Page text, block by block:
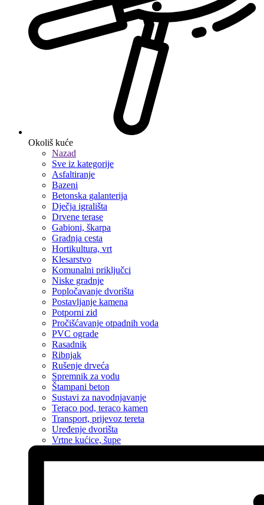
Okoliš kuće
Nazad
Sve iz kategorije
Asfaltiranje
Bazeni
Betonska galanterija
Dječja igrališta
Drvene terase
Gabioni, škarpa
Gradnja cesta
Hortikultura, vrt
Klesarstvo
Komunalni priključci
Niske gradnje
Popločavanje dvorišta
Postavljanje kamena
Potporni zid
Pročišćavanje otpadnih voda
PVC ograde
Rasadnik
Ribnjak
Rušenje drveća
Spremnik za vodu
Štampani beton
Sustavi za navodnjavanje
Teraco pod, teraco kamen
Transport, prijevoz tereta
Uređenje dvorišta
Vrtne kućice, šupe